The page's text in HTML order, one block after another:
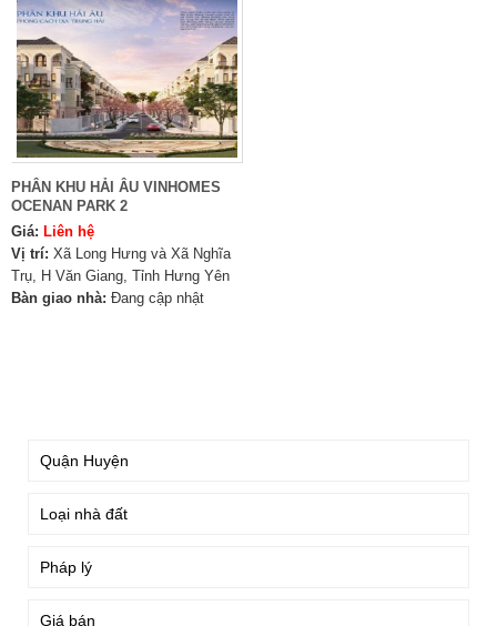
PHÂN KHU HẢI ÂU VINHOMES
OCENAN PARK 2
Giá: Liên hệ
Vị trí: Xã Long Hưng và Xã Nghĩa
Trụ, H Văn Giang, Tỉnh Hưng Yên
Bàn giao nhà: Đang cập nhật